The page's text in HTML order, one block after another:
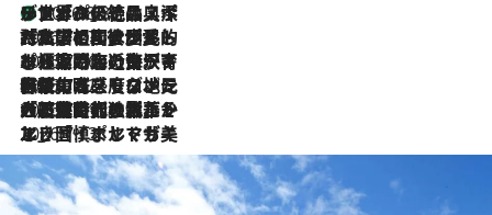
2026.8.8
リスボンの絶品スイーツ「パステル・デ・ナタ」とは？ポルトガル伝統の奥深い世界へ
2026.7.27
「私の祖国はポルトガル語です」国民的詩人フェルナンド・ペソアと、彼が愛した文学の街を歩く
2026.7.26
ポルトガル近海が育む極上の海の幸。キリリと冷えた白ワインと愉しむ、シーフード専門店の贅沢
2026.7.22
伝統の味をモダンに昇華。高感度な地元客が集う、リスボンの最旬ガストロノミー
2026.7.21
大航海時代の栄華から、震災、独裁、そして革命へ。ポルトガル・首都リスボンの石畳に刻まれた「歴史の光と影」
2026.7.13
エッセイ・ヤマザキマリ「慎ましくも美しき国 ポルトガル」